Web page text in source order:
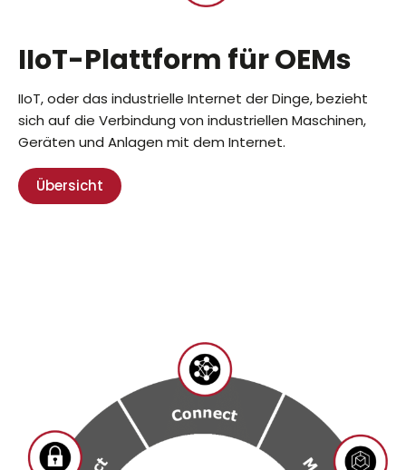
IIoT-Plattform für OEMs
IIoT, oder das industrielle Internet der Dinge, bezieht
sich auf die Verbindung von industriellen Maschinen,
Geräten und Anlagen mit dem Internet.
Übersicht